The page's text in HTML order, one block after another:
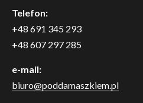
Telefon:
+48 691 345 293
+48 607 297 285
e-mail:
biuro@poddamaszkiem.pl